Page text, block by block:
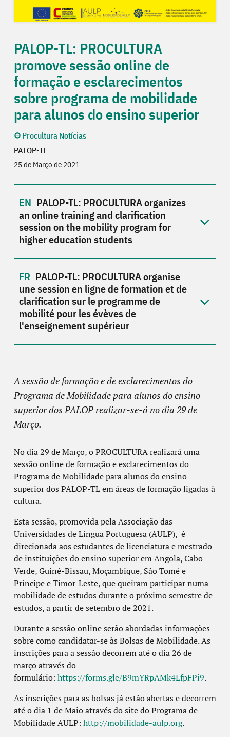
PALOP-TL: PROCULTURA
promove sessão online de
formação e esclarecimentos
sobre programa de mobilidade
para alunos do ensino superior
Procultura Notícias
PALOP-TL
25 de Março de 2021
PALOP-TL: PROCULTURA organizes
an online training and clarification
session on the mobility program for
higher education students
PALOP-TL: PROCULTURA organise
une session en ligne de formation et de
clarification sur le programme de
mobilité pour les évèves de
l'enseignement supérieur
A sessão de formação e de esclarecimentos do
Programa de Mobilidade para alunos do ensino
superior dos PALOP realizar-se-á no dia 29 de
Março.
No dia 29 de Março, oPROCULTURA realizará uma
sessão online de formação e esclarecimentos do
Programa de Mobilidade para alunos do ensino
superior dos PALOP-TL em áreas de formação ligadas à
cultura.
Esta sessão, promovida pela Associação das
Universidades de Língua Portuguesa (AULP), é
direcionada aos estudantes de licenciatura e mestrado
de instituições do ensino superior em Angola, Cabo
Verde, Guiné-Bissau, Moçambique, São Tomé e
Príncipe e Timor-Leste, que queiram participar numa
mobilidade de estudos durante o próximo semestre de
estudos, a partir de setembro de 2021.
Durante a sessão online serão abordadas informações
sobre como candidatar-se às Bolsas de Mobilidade. As
inscrições para a sessão decorrem até o dia 26 de
março através do
formulário: https://forms.gle/B9mYRpAMk4LfpFPi9.
As inscrições para as bolsas já estão abertas e decorrem
até o dia 1 de Maio através do site do Programa de
Mobilidade AULP: http://mobilidade-aulp.org.